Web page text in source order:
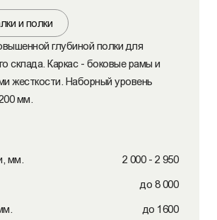
и полки
глубиной полки для
склада. Каркас - боковые рамы и
жесткости. Наборный уровень
мм.
мм. 2 000 - 2 950
до 8 000
до 1600